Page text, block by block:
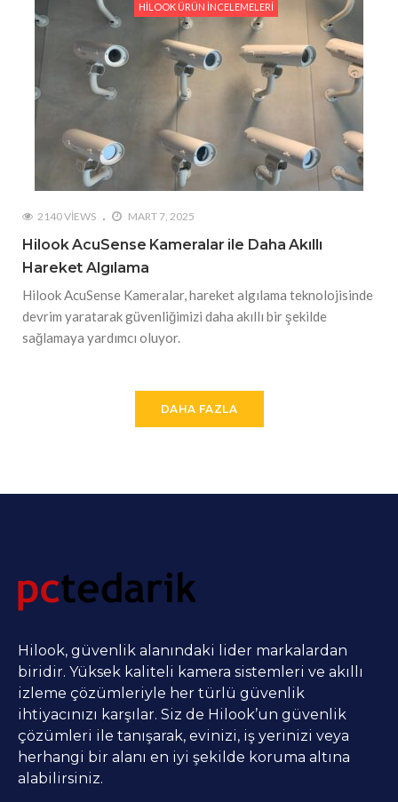
HILOOK ÜRÜN İNCELEMELERI
2140 VIEWS MART 7, 2025
Hilook AcuSense Kameralar ile Daha Akıllı
Hareket Algılama
Hilook AcuSense Kameralar, hareket algılama teknolojisinde
devrim yaratarak güvenliğimizi daha akıllı bir şekilde
sağlamaya yardımcı oluyor.
DAHA FAZLA
Hilook, güvenlik alanındaki lider markalardan
biridir. Yüksek kaliteli kamera sistemleri ve akıllı
izleme çözümleriyle her türlü güvenlik
ihtiyacınızı karşılar. Siz de Hilook’un güvenlik
çözümleri ile tanışarak, evinizi, iş yerinizi veya
herhangi bir alanı en iyi şekilde koruma altına
alabilirsiniz.